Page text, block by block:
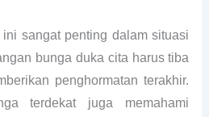
sangat penting dalam situasi
bunga duka cita harus tiba
penghormatan terakhir.
terdekat juga memahami